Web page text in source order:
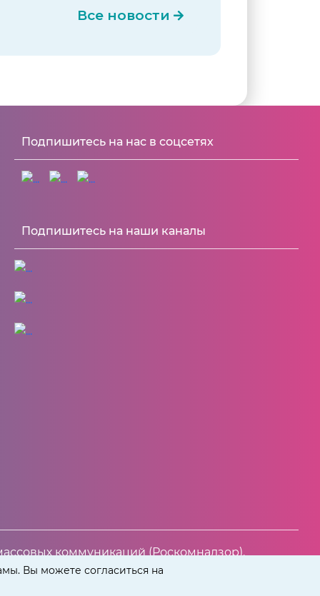
Вы можете согласиться на
Все новости
Подпишитесь на нас в соцсетях
Подпишитесь на наши каналы
коммуникаций (Роскомнадзор).